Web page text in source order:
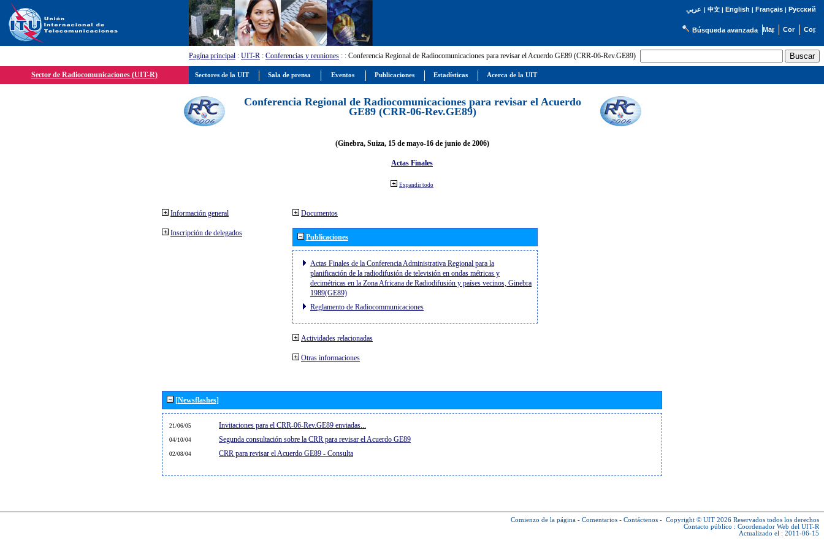
عربي | 中文| English | Français| Русский
Búsqueda avanzada
Pagína principal : UIT-R : Conferencias y reuniones : : Conferencia Regional de Radiocomunicaciones para revisar el Acuerdo GE89 (CRR-06-Rev.GE89)
Sector de Radiocomunicaciones (UIT-R)
Conferencia Regional de Radiocomunicaciones para revisar el Acuerdo
GE89 (CRR-06-Rev.GE89)
(Ginebra, Suiza, 15 de mayo-16 de junio de 2006)
Actas Finales
Expandir todo
Información general
Inscripción de delegados
Documentos
Publicaciones
Actas Finales de la Conferencia Administrativa Regional para la
planificación de la radiodifusión de televisión en ondas métricas y
decimétricas en la Zona Africana de Radiodifusión y países vecinos, Ginebra
1989(GE89)
Reglamento de Radiocommunicaciones
Actividades relacionadas
Otras informaciones
[Newsflashes]
21/06/05 Invitaciones para el CRR-06-Rev.GE89 enviadas...
04/10/04 Segunda consultación sobre la CRR para revisar el Acuerdo GE89
02/08/04 CRR para revisar el Acuerdo GE89 - Consulta
Comienzo de la página - Comentarios - Contáctenos - Copyright © UIT 2026 Reservados todos los derechos
Contacto público : Coordenador Web del UIT-R
Actualizado el : 2011-06-15
Sectores de la UIT Sala de prensa Eventos Publicaciones Estadísticas Acerca de la UIT